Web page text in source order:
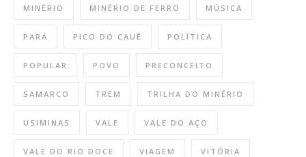
MINÉRIO MINÉRIO DE FERRO MÚSICA
PARÁ PICO DO CAUÊ POLÍTICA
POPULAR POVO PRECONCEITO
SAMARCO TREM TRILHA DO MINÉRIO
USIMINAS VALE VALE DO AÇO
VALE DO RIO DOCE VIAGEM VITÓRIA